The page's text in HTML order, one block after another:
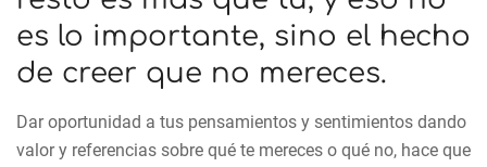
es lo importante, sino el hecho
de creer que no mereces.
Dar oportunidad a tus pensamientos y sentimientos dando
valor y referencias sobre qué te mereces o qué no, hace que